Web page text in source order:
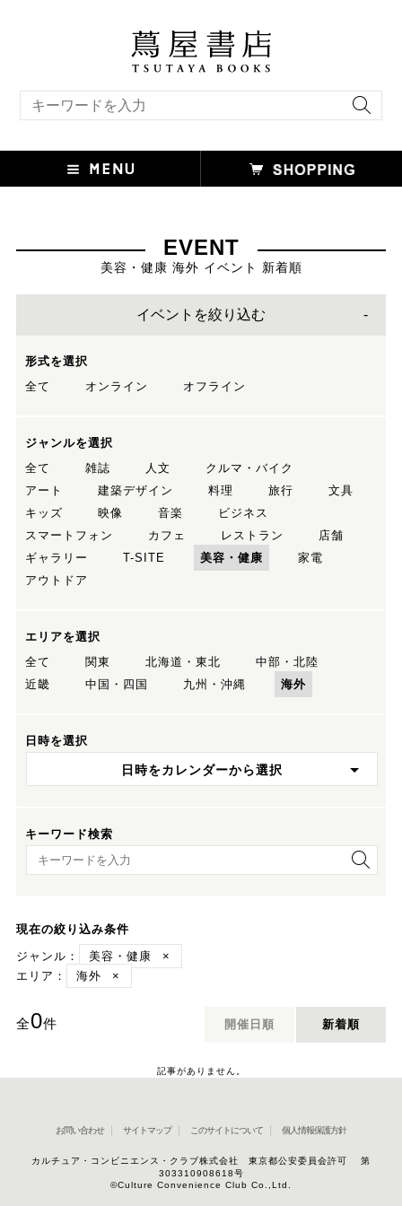
EVENT
美容・健康 海外 イベント 新着順
イベントを絞り込む
形式を選択
全て
オンライン オフライン
ジャンルを選択
全て
雑誌 人文
クルマ・バイク
アート
建築デザイン 料理 旅行
文具
キッズ
映像 音楽
ビジネス
スマートフォン
カフェ レストラン
店舗
ギャラリー
T-SITE 美容・健康
家電
アウトドア
エリアを選択
全て
関東 北海道・東北
中部・北陸
近畿
中国・四国 九州・沖縄 海外
日時を選択
日時をカレンダーから選択
キーワード検索
キーワード検索
現在の絞り込み条件
ジャンル：
美容・健康
×
エリア：
海外 ×
全0件 開催日順 新着順
記事がありません。
お問い合わせ サイトマップ このサイトについて 個人情報保護方針
カルチュア・コンビニエンス・クラブ株式会社 東京都公安委員会許可 第
303310908618号
©Culture Convenience Club Co.,Ltd.